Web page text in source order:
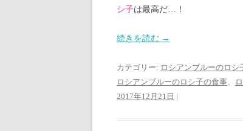
シ子は最高だ…！
続きを読む →
カテゴリー: ロシアンブルーのロシ
ロシアンブルーのロシ子の食事、
2017年12月21日 |